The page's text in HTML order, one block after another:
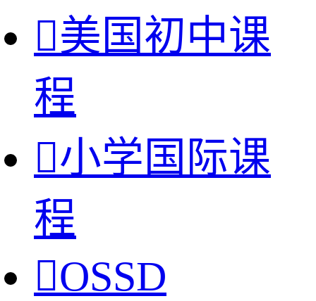
美国初中课
程
小学国际课
程
OSSD